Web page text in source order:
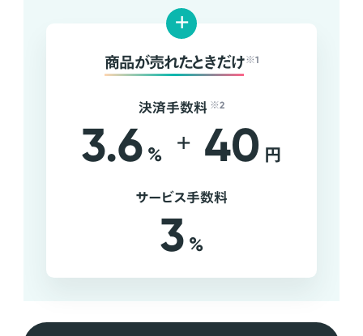
+
商品が売れたときだけ ※1
決済手数料 ※2
3.6 % + 40 円
サービス手数料
3 %